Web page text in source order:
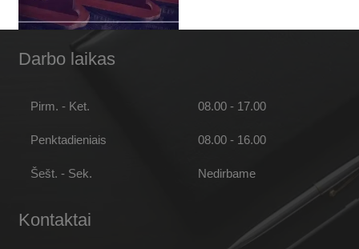
Darbo laikas
Pirm. - Ket. 08.00 - 17.00
Penktadieniais 08.00 - 16.00
Šešt. - Sek. Nedirbame
Kontaktai